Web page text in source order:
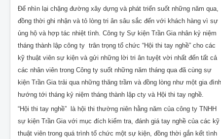
Để nhìn lại chặng đường xây dựng và phát triển suốt những năm qua,
đồng thời ghi nhận và tỏ lòng tri ân sâu sắc đến với khách hàng vì sự
ủng hộ và hợp tác nhiệt tình. Công ty Sự kiện Trần Gia nhân kỷ niệm
tháng thành lập công ty trân trọng tổ chức “Hội thi tay nghề” cho các
kỹ thuật viên sự kiện và gửi những lời tri ân tuyệt vời nhất đến tất cả
các nhân viên trong Công ty suốt những năm tháng qua đã cùng sự
kiện Trần Gia trải qua những thăng trầm và đồng lòng như một gia đình
hướng tới tháng kỷ niệm tháng thành lập cty và Hội thi tay nghề.
“Hội thi tay nghề” là hội thi thường niên hằng năm của công ty TNHH
sự kiện Trần Gia với mục đích kiểm tra, đánh giá tay nghề của các kỹ
thuật viên trong quá trình tổ chức một sự kiện, đồng thời gắn kết tình